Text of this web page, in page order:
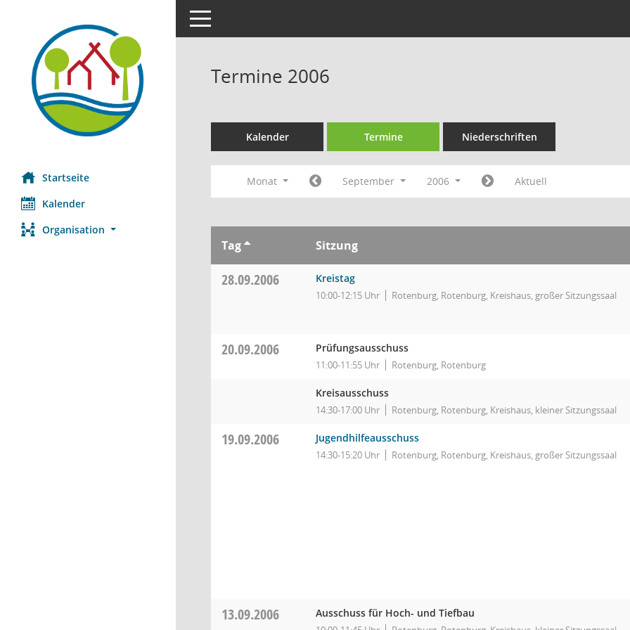
Startseite
Kalender
Organisation
Toggle navigation
Termine 2006
Kalender Termine Niederschriften
Monat September 2006 Aktuell
Tag Sitzung
28.09.2006 Kreistag
10:00-12:15 Uhr Rotenburg, Rotenburg, Kreishaus, großer Sitzungssaal
20.09.2006 Prüfungsausschuss
11:00-11:55 Uhr Rotenburg, Rotenburg
Kreisausschuss
14:30-17:00 Uhr Rotenburg, Rotenburg, Kreishaus, kleiner Sitzungssaal
19.09.2006 Jugendhilfeausschuss
14:30-15:20 Uhr Rotenburg, Rotenburg, Kreishaus, großer Sitzungssaal
13.09.2006 Ausschuss für Hoch- und Tiefbau